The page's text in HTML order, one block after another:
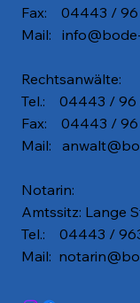
Fax: 04443 / 96
Mail:
Rechtsanwälte:
Tel.: 04443 / 96
Fax: 04443 / 96
Mail:
Notarin:
Amtssitz: Lange
Tel.: 04443 /
Mail: